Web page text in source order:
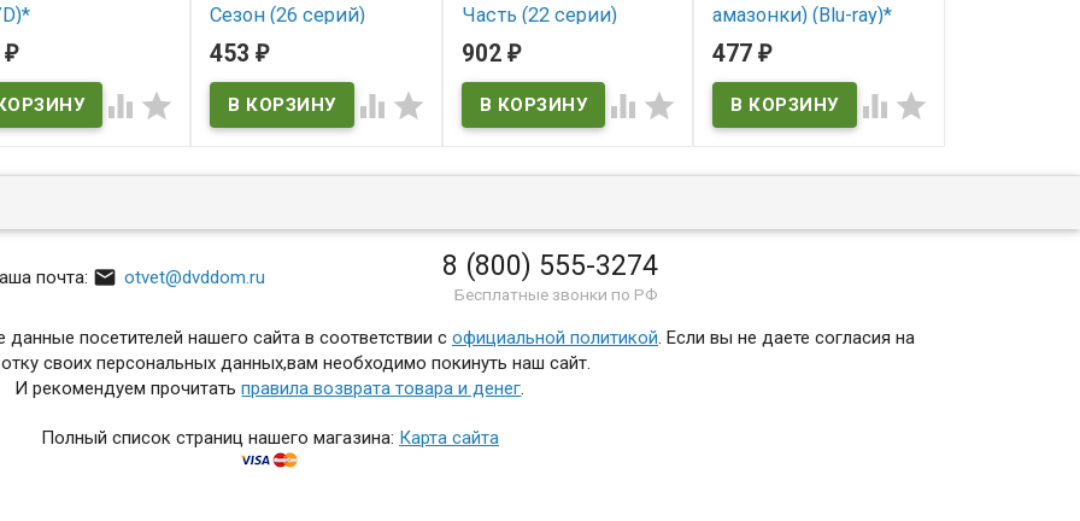
₽
 
Сезон (26 серий)
(2DVD)
В наличии
453₽
 
Часть (22 серии)
(4DVD) (Amazonia)
В наличии
Amazonia
902 ₽
 
амазонки) (Blu-ray)*
В наличии
477₽
 
почта:  otvet@dvddom.ru 8 (800) 555-3274
Бесплатные звонки по РФ
посетителей нашего сайта в соответствии с официальной политикой . Если вы не даете согласия на
своих персональных данных,вам необходимо покинуть наш сайт.
И рекомендуем прочитатьправила возврата товара и денег
Полный список страниц нашего магазина: Карта сайта